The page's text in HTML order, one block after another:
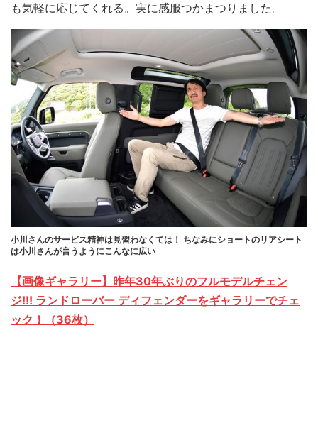
も気軽に応じてくれる。実に感服つかまつりました。
小川さんのサービス精神は見習わなくては！ ちなみにショートのリアシート
は小川さんが言うようにこんなに広い
【画像ギャラリー】昨年30年ぶりのフルモデルチェン
ジ!!! ランドローバー ディフェンダーをギャラリーでチェ
ック！（36枚）